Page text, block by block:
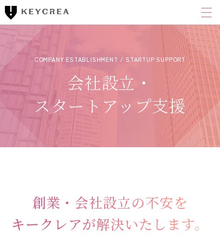
ワンストップ士業サポート
FINANCIAL ACCOUNTING CORPORATION
キークレア財務会計
コンサルティング株式会社
財務コンサルティング
CLOUD ACCOUNTING CORPORATION
キークレアクラウド会計株式会社
経理代行
ワンストップ士業サポート
会社設立・
スタートアップ支援
創業・会社設立の不安を
キークレアが解決いたします。